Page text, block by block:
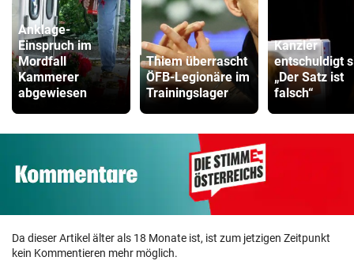
Anklage-
Einspruch im
Mordfall
Kammerer
abgewiesen
Thiem überrascht
ÖFB-Legionäre im
Trainingslager
Kanzler
entschuldigt
„Der Satz ist
falsch“
Da dieser Artikel älter als 18 Monate ist, ist zum jetzigen Zeitpunkt
kein Kommentieren mehr möglich.